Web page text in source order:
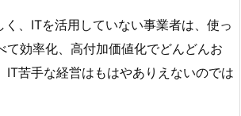
く、ITを活用していない事業者は、使っ
て効率化、高付加価値化でどんどんお
苦手な経営はもはやありえないのでは